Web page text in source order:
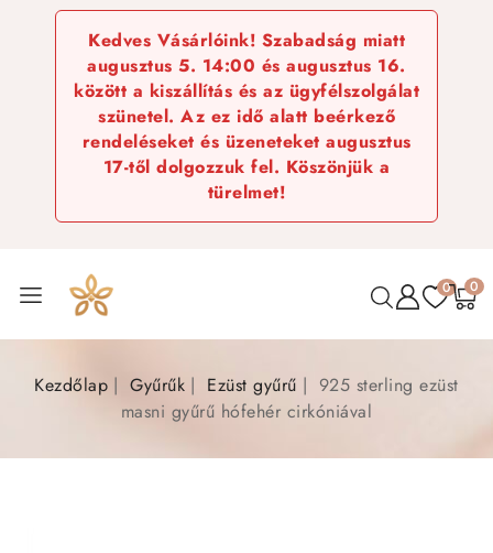
Kedves Vásárlóink! Szabadság miatt
augusztus 5. 14:00 és augusztus 16.
között a kiszállítás és az ügyfélszolgálat
szünetel. Az ez idő alatt beérkező
rendeléseket és üzeneteket augusztus
17-től dolgozzuk fel. Köszönjük a
türelmet!
0 0
Kezdőlap Gyűrűk Ezüst gyűrű
925 sterling ezüst
masni gyűrű hófehér cirkóniával